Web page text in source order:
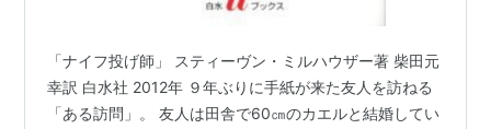
「ナイフ投げ師」 スティーヴン・ミルハウザー著 柴田元
幸訳 白水社 2012年 ９年ぶりに手紙が来た友人を訪ねる
「ある訪問」。 友人は田舎で60㎝のカエルと結婚してい